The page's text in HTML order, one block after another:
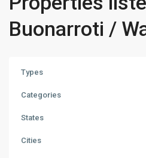
Buonarroti /
Types
Categories
States
Cities